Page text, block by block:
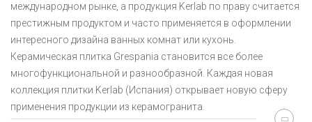
международном рынке, а продукция Kerlab по праву считается
престижным продуктом и часто применяется в оформлении
интересного дизайна ванных комнат или кухонь.
Керамическая плитка Grespania становится все более
многофункциональной и разнообразной. Каждая новая
коллекция плитки Kerlab (Испания) открывает новую сферу
применения продукции из керамогранита.